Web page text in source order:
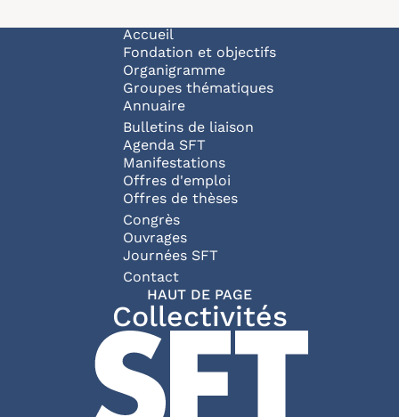
Navigation principale
Accueil
Fondation et objectifs
Organigramme
Groupes thématiques
Annuaire
Bulletins de liaison
Agenda SFT
Manifestations
Offres d'emploi
Offres de thèses
Congrès
Ouvrages
Journées SFT
Pied de page
Contact
HAUT DE PAGE
Collectivités